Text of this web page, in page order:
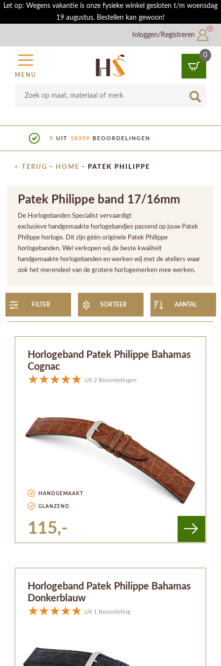
Let op: Wegens vakantie is onze fysieke winkel gesloten t/m woensdag
19 augustus. Bestellen kan gewoon!
Inloggen/Registreren
MENU
0
SHOWROOM IN UTRECHT
< TERUG - HOME - PATEK PHILIPPE
Patek Philippe band 17/16mm
De Horlogebanden Specialist vervaardigt
exclusieve handgemaakte horlogebandjes passend op jouw Patek
Philippe horloge. Dit zijn géén originele Patek Philippe
horlogebanden. Wel verkopen wij de beste kwaliteit
handgemaakte horlogebanden en werken wij met de ateliers waar
ook het merendeel van de grotere horlogemerken mee werken.
FILTER SORTEER AANTAL
Horlogeband Patek Philippe Bahamas
Cognac
Uit 2 Beoordelingen
HANDGEMAAKT
GLANZEND
115,-
Horlogeband Patek Philippe Bahamas
Donkerblauw
Uit 1 Beoordeling